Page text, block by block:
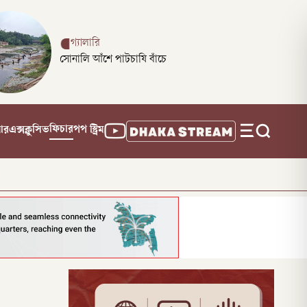
গ্যালারি
সোনালি আঁশে পাটচাষি বাঁচে
এক্সক্লুসিভফিচারপপ স্ট্রিম